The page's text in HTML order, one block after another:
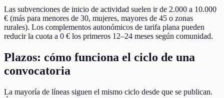
Las subvenciones de inicio de actividad suelen ir de 2.000 a 10.000
€ (más para menores de 30, mujeres, mayores de 45 o zonas
rurales). Los complementos autonómicos de tarifa plana pueden
reducir la cuota a 0 € los primeros 12–24 meses según comunidad.
Plazos: cómo funciona el ciclo de una
convocatoria
La mayoría de líneas siguen el mismo ciclo desde que se publican.